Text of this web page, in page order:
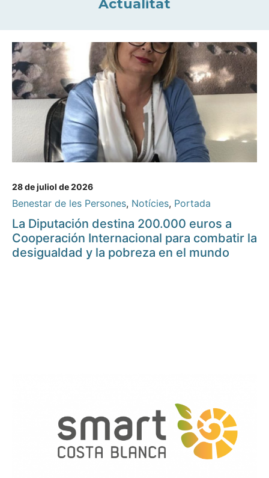
Actualitat
28 de juliol de 2026
Benestar de les Persones, Notícies, Portada
La Diputación destina 200.000 euros a
Cooperación Internacional para combatir la
desigualdad y la pobreza en el mundo